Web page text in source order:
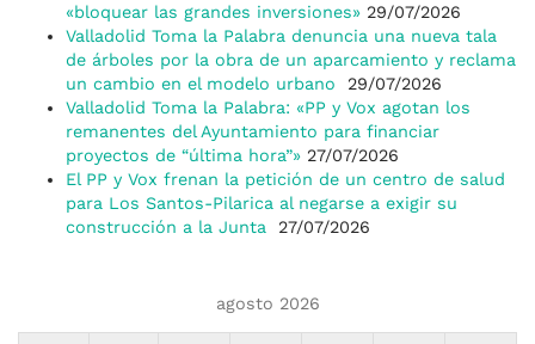
«bloquear las grandes inversiones» 29/07/2026
Valladolid Toma la Palabra denuncia una nueva tala
de árboles por la obra de un aparcamiento y reclama
un cambio en el modelo urbano
29/07/2026
Valladolid Toma la Palabra: «PP y Vox agotan los
remanentes del Ayuntamiento para financiar
proyectos de “última hora”» 27/07/2026
El PP y Vox frenan la petición de un centro de salud
para Los Santos-Pilarica al negarse a exigir su
construcción a la Junta
27/07/2026
agosto 2026